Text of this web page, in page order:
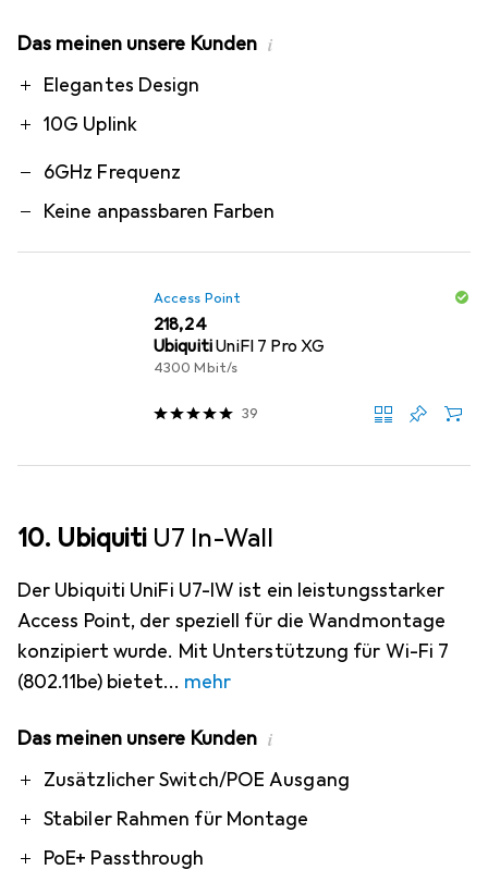
Das meinen unsere Kunden i
ProElegantes Design
10G Uplink
Contra
6GHz Frequenz
Keine anpassbaren Farben
Access Point
EUR
218,24
UbiquitiUniFI 7 Pro XG
4300 Mbit/s
39
10. Ubiquiti U7 In-Wall
Der Ubiquiti UniFi U7-IW ist ein leistungsstarker
Access Point, der speziell für die Wandmontage
konzipiert wurde. Mit Unterstützung für Wi-Fi 7
(802.11be) bietet
mehr
Das meinen unsere Kunden i
ProZusätzlicher Switch/POE Ausgang
Stabiler Rahmen für Montage
PoE+ Passthrough
Contra